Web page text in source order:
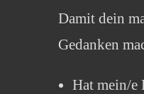
Damit dein
Gedanken
Hat mein/e